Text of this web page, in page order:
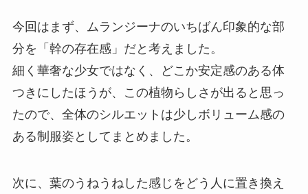
今回はまず、ムランジーナのいちばん印象的な部
分を「幹の存在感」だと考えました。
細く華奢な少女ではなく、どこか安定感のある体
つきにしたほうが、この植物らしさが出ると思っ
たので、全体のシルエットは少しボリューム感の
ある制服姿としてまとめました。
次に、葉のうねうねした感じをどう人に置き換え